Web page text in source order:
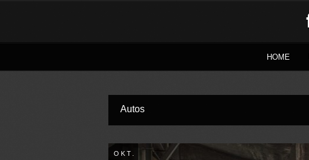
HOME
Autos
OKT.